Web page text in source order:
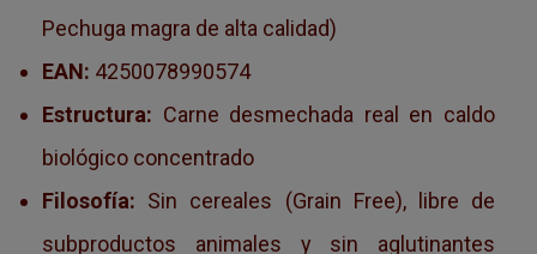
Pechuga magra de alta calidad)
EAN: 4250078990574
Estructura: Carne desmechada real en caldo
biológico concentrado
Filosofía: Sin cereales (Grain Free), libre de
subproductos animales y sin aglutinantes